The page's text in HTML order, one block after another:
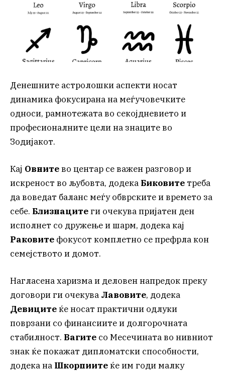
Денешните астролошки аспекти носат
динамика фокусирана на меѓучовечките
односи, рамнотежата во секојдневието и
професионалните цели на знаците во
Зодијакот.
Кај Овнитево центар се важен разговор и
искреност во љубовта, додека Биковите треба
да воведат баланс меѓу обврските и времето за
себе. Близнацитеги очекува пријатен ден
исполнет со дружење и шарм, додека кај
Раковите фокусот комплетно се префрла кон
семејството и домот.
Нагласена харизма и деловен напредок преку
договори ги очекува Лавовите, додека
Девицитеќе носат практични одлуки
поврзани со финансиите и долгорочната
стабилност. Вагите со Месечината во нивниот
знак ќе покажат дипломатски способности,
додека на Шкорпиитеќе им годи малку